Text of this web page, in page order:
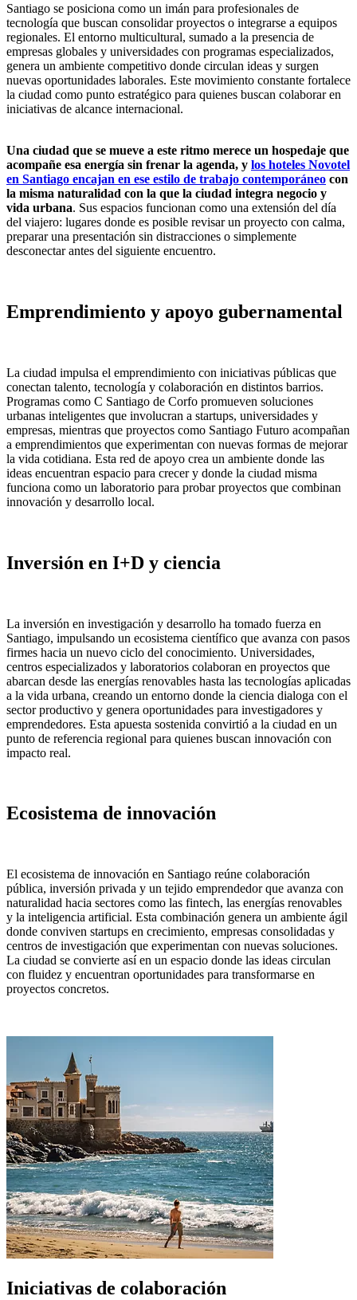
Santiago se posiciona como un imán para profesionales de
tecnología que buscan consolidar proyectos o integrarse a equipos
regionales. El entorno multicultural, sumado a la presencia de
empresas globales y universidades con programas especializados,
genera un ambiente competitivo donde circulan ideas y surgen
nuevas oportunidades laborales. Este movimiento constante fortalece
la ciudad como punto estratégico para quienes buscan colaborar en
iniciativas de alcance internacional.
Una ciudad que se mueve a este ritmo merece un hospedaje que
acompañe esa energía sin frenar la agenda, y los hoteles Novotel
en Santiago encajan en ese estilo de trabajo contemporáneo con
la misma naturalidad con la que la ciudad integra negocio y
vida urbana. Sus espacios funcionan como una extensión del día
del viajero: lugares donde es posible revisar un proyecto con calma,
preparar una presentación sin distracciones o simplemente
desconectar antes del siguiente encuentro.
Emprendimiento y apoyo gubernamental
La ciudad impulsa el emprendimiento con iniciativas públicas que
conectan talento, tecnología y colaboración en distintos barrios.
Programas como C Santiago de Corfo promueven soluciones
urbanas inteligentes que involucran a startups, universidades y
empresas, mientras que proyectos como Santiago Futuro acompañan
a emprendimientos que experimentan con nuevas formas de mejorar
la vida cotidiana. Esta red de apoyo crea un ambiente donde las
ideas encuentran espacio para crecer y donde la ciudad misma
funciona como un laboratorio para probar proyectos que combinan
innovación y desarrollo local.
Inversión en I+D y ciencia
La inversión en investigación y desarrollo ha tomado fuerza en
Santiago, impulsando un ecosistema científico que avanza con pasos
firmes hacia un nuevo ciclo del conocimiento. Universidades,
centros especializados y laboratorios colaboran en proyectos que
abarcan desde las energías renovables hasta las tecnologías aplicadas
a la vida urbana, creando un entorno donde la ciencia dialoga con el
sector productivo y genera oportunidades para investigadores y
emprendedores. Esta apuesta sostenida convirtió a la ciudad en un
punto de referencia regional para quienes buscan innovación con
impacto real.
Ecosistema de innovación
El ecosistema de innovación en Santiago reúne colaboración
pública, inversión privada y un tejido emprendedor que avanza con
naturalidad hacia sectores como las fintech, las energías renovables
y la inteligencia artificial. Esta combinación genera un ambiente ágil
donde conviven startups en crecimiento, empresas consolidadas y
centros de investigación que experimentan con nuevas soluciones.
La ciudad se convierte así en un espacio donde las ideas circulan
con fluidez y encuentran oportunidades para transformarse en
proyectos concretos.
Iniciativas de colaboración